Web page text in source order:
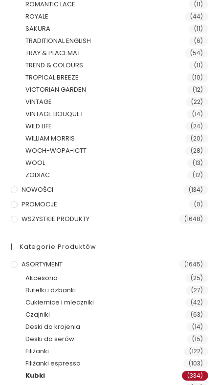
ROMANTIC LACE (11)
ROYALE (44)
SAKURA (11)
TRADITIONAL ENGLISH (6)
TRAY & PLACEMAT (54)
TREND & COLOURS (11)
TROPICAL BREEZE (10)
VICTORIAN GARDEN (12)
VINTAGE (22)
VINTAGE BOUQUET (14)
WILD LIFE (24)
WILLIAM MORRIS (20)
WOCH-WOPA-ICTT (28)
WOOL (13)
ZODIAC (12)
NOWOŚCI (134)
PROMOCJE (0)
WSZYSTKIE PRODUKTY (1648)
Kategorie Produktów
ASORTYMENT
(1645)
Akcesoria (25)
Butelki i dzbanki (27)
Cukiernice i mleczniki (42)
Czajniki (63)
Deski do krojenia (14)
Deski do serów (15)
Filiżanki (122)
Filiżanki espresso (103)
Kubki (334)